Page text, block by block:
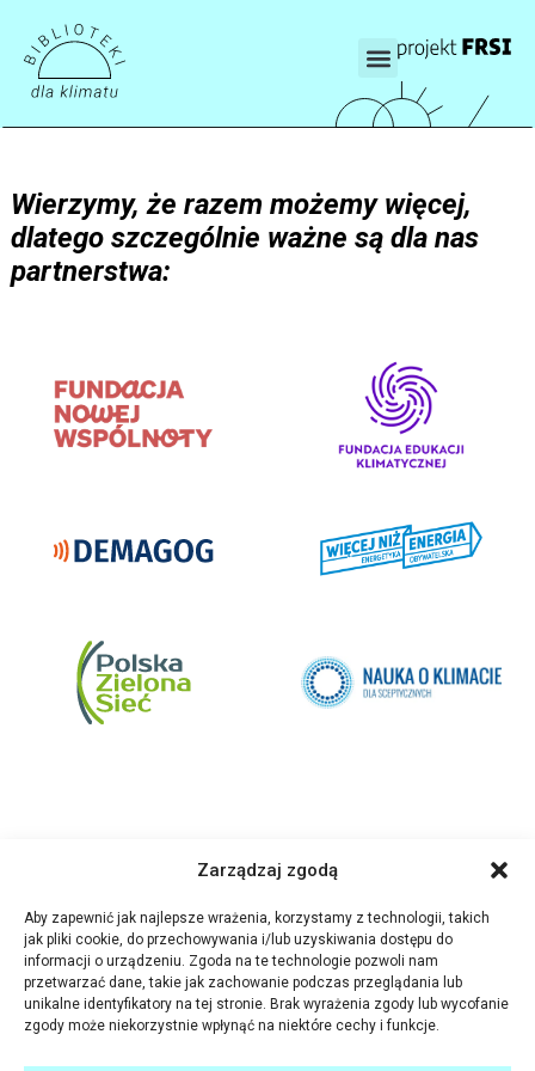
Zarządzaj zgodą
Aby zapewnić jak najlepsze wrażenia, korzystamy z technologii, takich
jak pliki cookie, do przechowywania i/lub uzyskiwania dostępu do
informacji o urządzeniu. Zgoda na te technologie pozwoli nam
przetwarzać dane, takie jak zachowanie podczas przeglądania lub
unikalne identyfikatory na tej stronie. Brak wyrażenia zgody lub wycofanie
zgody może niekorzystnie wpłynąć na niektóre cechy i funkcje.
Wierzymy, że razem możemy więcej,
dlatego szczególnie ważne są dla nas
partnerstwa: